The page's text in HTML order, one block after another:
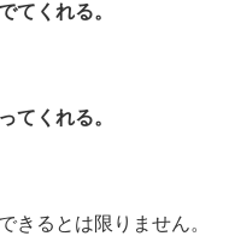
てくれる。
てくれる。
きるとは限りません。